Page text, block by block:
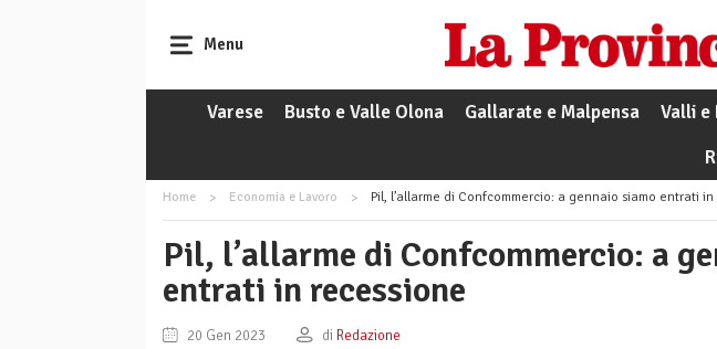
Menu
Varese Busto e Valle Olona Gallarate e Malpensa Valli e
Home Economia e Lavoro Pil, l’allarme di Confcommercio: a gennaio siamo entrati in
Pil, l’allarme di Confcommercio: a
entrati in recessione
20 Gen 2023 di Redazione